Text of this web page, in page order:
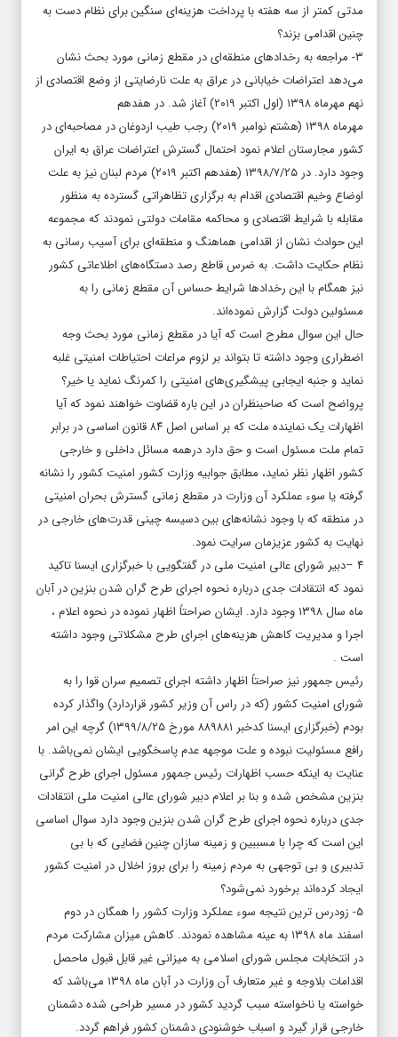
مدتی کمتر از سه هفته با پرداخت هزینه‌ای سنگین برای نظام دست به
چنین اقدامی بزند؟
۳- مراجعه به رخدادهای منطقه‌ای در مقطع زمانی مورد بحث نشان
می‌دهد اعتراضات خیابانی در عراق به علت نارضایتی از وضع اقتصادی از
نهم مهرماه۱۳۹۸
(اول اکتبر ۲۰۱۹) آغاز شد. در هفدهم
مهرماه۱۳۹۸
(هشتم نوامبر ۲۰۱۹) رجب طیب اردوغان در مصاحبه‌ای در
کشور مجارستان اعلام نمود احتمال گسترش اعتراضات عراق به ایران
وجود دارد. در ۱۳۹۸/۷/۲۵ (هفدهم اکتبر ۲۰۱۹) مردم لبنان نیز به علت
اوضاع وخیم اقتصادی اقدام به برگزاری تظاهراتی گسترده به منظور
مقابله با شرایط اقتصادی و محاکمه مقامات دولتی نمودند که مجموعه
این حوادث نشان از اقدامی هماهنگ و منطقه‌ای برای آسیب رسانی به
نظام حکایت داشت. به ضرس قاطع رصد دستگاه‌های اطلاعاتی کشور
نیز همگام با این رخدادها شرایط حساس آن مقطع زمانی را به
مسئولین دولت گزارش نموده‌اند.
حال این سوال مطرح است که آیا در مقطع زمانی مورد بحث وجه
اضطراری وجود داشته تا بتواند بر لزوم مراعات احتیاطات امنیتی غلبه
نماید و جنبه ایجابی پیشگیری‌های امنیتی را کمرنگ نماید یا خیر؟
پرواضح است که صاحبنظران در این باره قضاوت خواهند نمود که آیا
اظهارات یک نماینده ملت که بر اساس اصل ۸۴ قانون اساسی در برابر
تمام ملت مسئول است و حق دارد درهمه مسائل داخلی و خارجی
کشور اظهار نظر نماید، مطابق جوابیه وزارت کشور امنیت کشور را نشانه
گرفته یا سوء عملکرد آن وزارت در مقطع زمانی گسترش بحران امنیتی
در منطقه که با وجود نشانه‌های بین دسیسه چینی قدرت‌های خارجی در
نهایت به کشور عزیزمان سرایت نمود.
۴ –دبیر شورای عالی امنیت ملی در گفتگویی با خبرگزاری ایسنا تاکید
نمود که انتقادات جدی درباره نحوه اجرای طرح گران شدن بنزین در آبان
ماه سال ۱۳۹۸ وجود دارد. ایشان صراحتاً اظهار نموده در نحوه اعلام ،
اجرا و مدیریت کاهش هزینه‌های اجرای طرح مشکلاتی وجود داشته
است .
رئیس جمهور نیز صراحتاً اظهار داشته اجرای تصمیم سران قوا را به
شورای امنیت کشور (که در راس آن وزیر کشور قراردارد) واگذار کرده
بودم (خبرگزاری ایسنا کدخبر ۸۸۹۸۸۱
مورخ ۱۳۹۹/۸/۲۵) گرچه این امر
رافع مسئولیت نبوده و علت موجهه عدم پاسخگویی ایشان نمی‌باشد. با
عنایت به اینکه حسب اظهارات رئیس جمهور مسئول اجرای طرح گرانی
بنزین مشخص شده و بنا بر اعلام دبیر شورای عالی امنیت ملی انتقادات
جدی درباره نحوه اجرای طرح گران شدن بنزین وجود دارد سوال اساسی
این است که چرا با مسببین و زمینه سازان چنین فضایی که با بی
تدبیری و بی توجهی به مردم زمینه را برای بروز اخلال در امنیت کشور
ایجاد کرده‌اند برخورد نمی‌شود؟
۵- زودرس ترین نتیجه سوء عملکرد وزارت کشور را همگان در دوم
اسفند ماه۱۳۹۸به عینه مشاهده نمودند. کاهش میزان مشارکت مردم
در انتخابات مجلس شورای اسلامی به میزانی غیر قابل قبول ماحصل
اقدامات بلاوجه و غیر متعارف آن وزارت در آبان ماه۱۳۹۸ می‌باشد که
خواسته یا ناخواسته سبب گردید کشور در مسیر طراحی شده دشمنان
خارجی قرار گیرد و اسباب خوشنودی دشمنان کشور فراهم گردد.